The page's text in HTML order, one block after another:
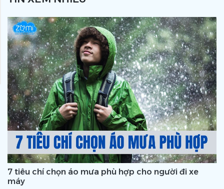
7 tiêu chí chọn áo mưa phù hợp cho người đi xe
máy